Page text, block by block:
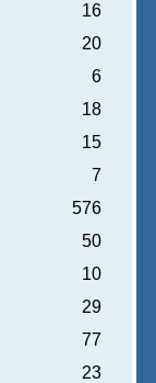
16
20
6
18
15
7
576
50
10
29
77
23